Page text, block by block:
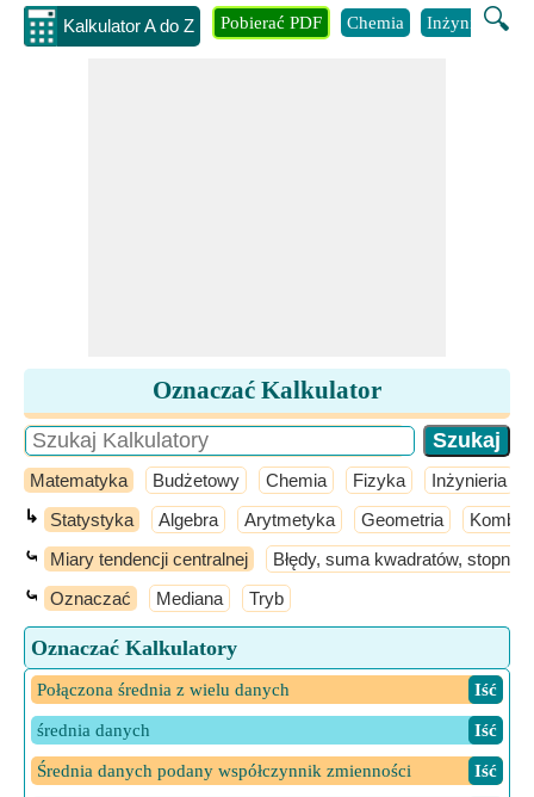
Kalkulator A do Z 🔍
Pobierać PDF Chemia Inżynieria
Oznaczać Kalkulator
Matematyka Budżetowy Chemia Fizyka Inżynieria
↳ Statystyka Algebra Arytmetyka Geometria
⤿ Miary tendencji centralnej Błędy, suma kwadratów,
⤿ Oznaczać Mediana Tryb
Oznaczać Kalkulatory
Połączona średnia z wielu danych ​ Iść
średnia danych ​ Iść
Średnia danych podany współczynnik zmienności ​ Iść